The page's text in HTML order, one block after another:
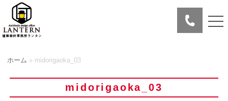
ホーム » midorigaoka_03
midorigaoka_03